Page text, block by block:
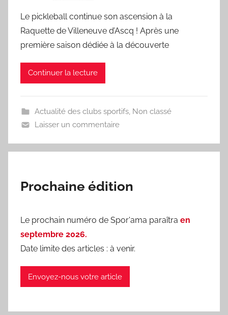
r
S
p
o
r
m
a
Le pickleball continue son ascension à la
Raquette de Villeneuve d’Ascq ! Après une
première saison dédiée à la découverte
Continuer la lecture
Actualité des clubs sportifs, Non classé
Laisser un commentaire
Prochaine édition
Le prochain numéro de Spor'ama paraîtra en
septembre 2026.
Date limite des articles : à venir.
Envoyez-nous votre article